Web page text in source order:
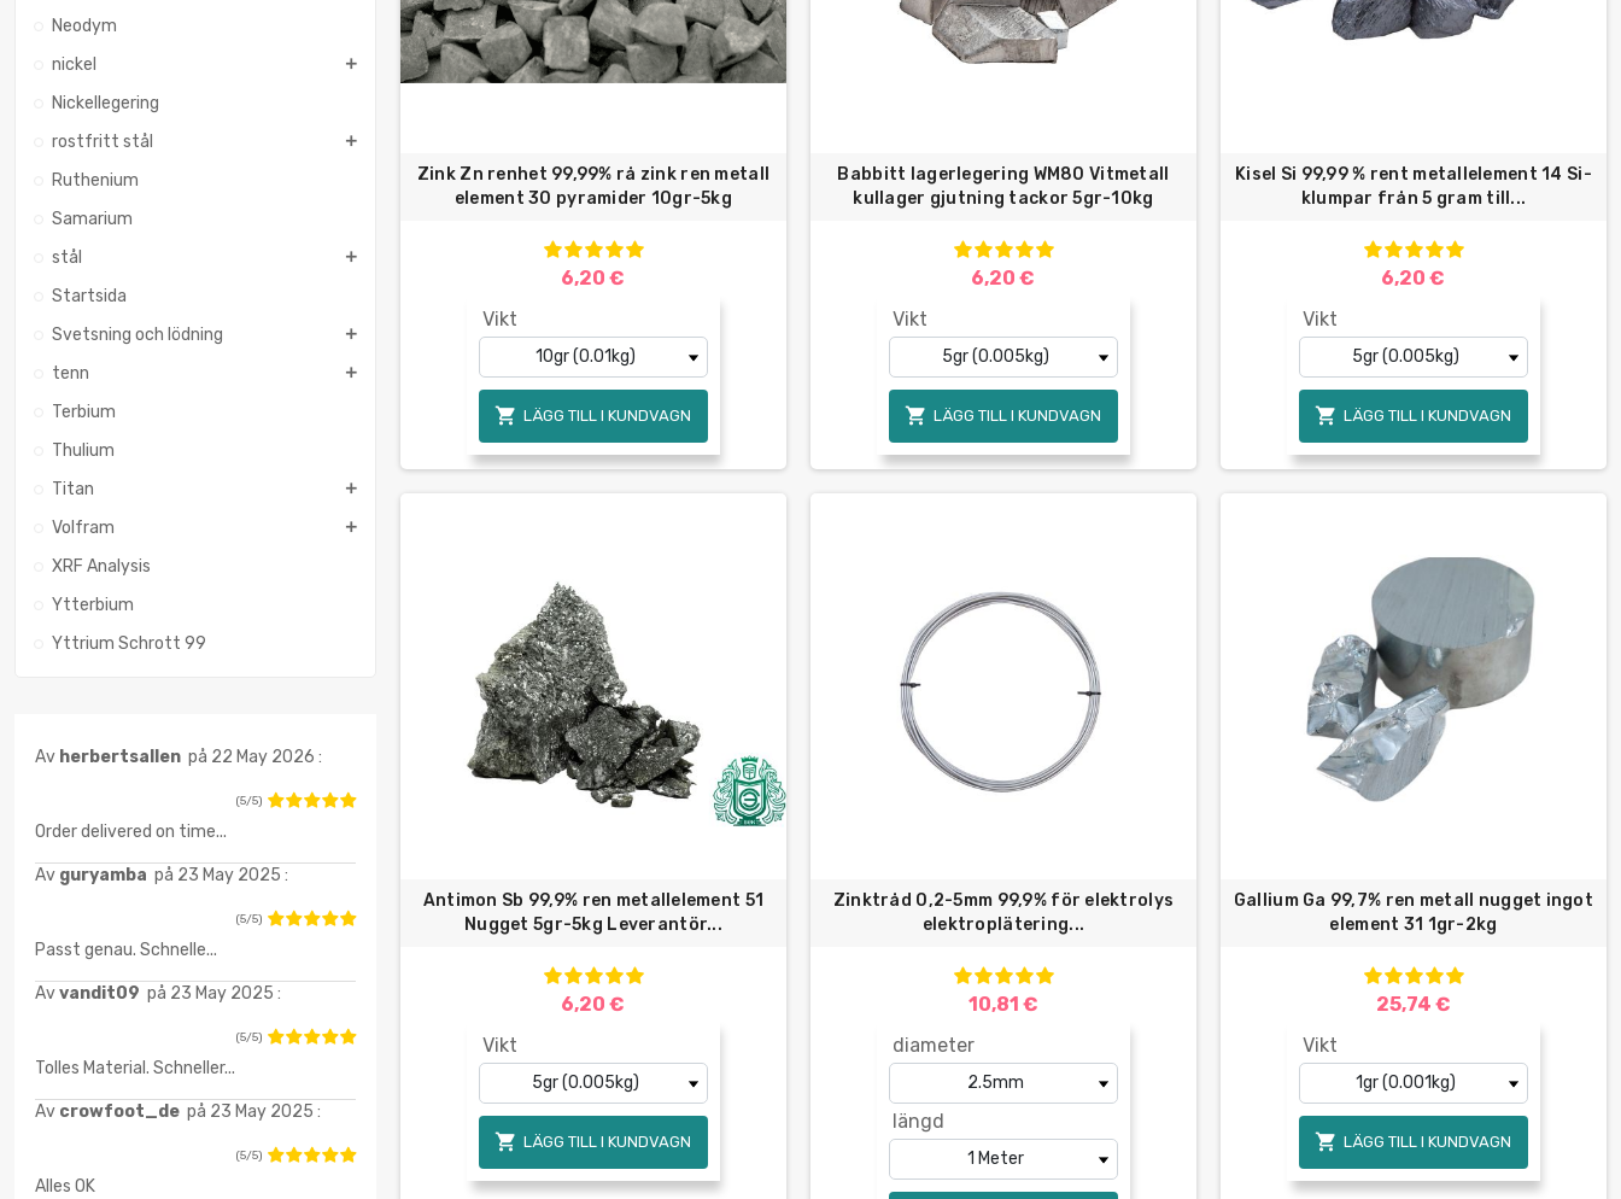
Neodym
nickel
Nickellegering
rostfritt stål
Ruthenium
Samarium
stål
Startsida
Svetsning och lödning
tenn
Terbium
Thulium
Titan
Volfram
XRF Analysis
Ytterbium
Yttrium Schrott 99
Av herbertsallen på 22 May 2026 :
(5/5)
Order delivered on time...
Av guryamba på 23 May 2025 :
(5/5)
Passt genau. Schnelle...
Avvandit09 på 23 May 2025 :
(5/5)
Tolles Material. Schneller...
Av crowfoot_de på 23 May 2025 :
(5/5)
Alles OK
Zink Zn renhet 99,99% rå zink ren metall
element 30 pyramider 10gr-5kg
6,20 €
Vikt
 LÄGG TILL I KUNDVAGN
Babbitt lagerlegering WM80 Vitmetall
kullager gjutning tackor 5gr-10kg
6,20 €
Vikt
 LÄGG TILL I KUNDVAGN
Kisel Si 99,99 % rent metallelement 14 Si-
klumpar från 5 gram till...
6,20 €
Vikt
 LÄGG TILL I KUNDVAGN
Antimon Sb 99,9% ren metallelement 51
Nugget 5gr-5kg Leverantör...
6,20 €
Vikt
 LÄGG TILL I KUNDVAGN
Zinktråd 0,2-5mm 99,9% för elektrolys
elektroplätering...
10,81 €
diameter
längd
Gallium Ga 99,7% ren metall nugget ingot
element 31 1gr-2kg
25,74 €
Vikt
 LÄGG TILL I KUNDVAGN